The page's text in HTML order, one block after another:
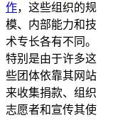
作，这些组织的规
模、内部能力和技
术专长各有不同。
特别是由于许多这
些团体依靠其网站
来收集捐款、组织
志愿者和宣传其使